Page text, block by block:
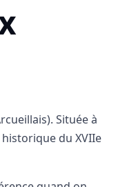
Située à
du XVIIe